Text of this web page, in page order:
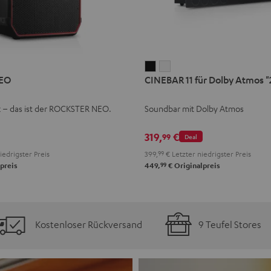
– das ist der ROCKSTER NEO.
Preis
11
Dolby
"2.1-
Set"
Schwarz
11
Dolby
"2.1-
Set"
Weiß
CINEBAR 11 für Dolby Atmos
Soundbar mit Dolby Atmos
Deal
319,99 €
399, 99 € Letzter niedrigster Preis
449,99 € Originalpreis
Kostenloser Rückversand 9 Teufel Stores